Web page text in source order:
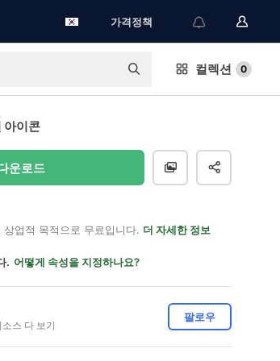
가격정책
컬렉션 0
아이콘
운로드
업적 목적으로 무료입니다. 더 자세한 정보
. 어떻게 속성을 지정하나요?
스 다 보기
팔로우